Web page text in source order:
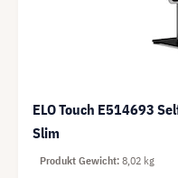
ELO Touch E514693
Slim
Produkt Gewicht 8,02 kg